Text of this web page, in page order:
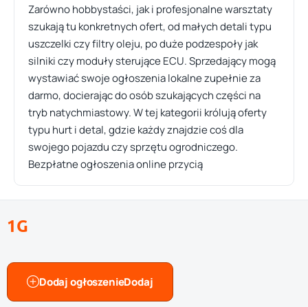
Zarówno hobbystaści, jak i profesjonalne warsztaty
szukają tu konkretnych ofert, od małych detali typu
uszczelki czy filtry oleju, po duże podzespoły jak
silniki czy moduły sterujące ECU. Sprzedający mogą
wystawiać swoje ogłoszenia lokalne zupełnie za
darmo, docierając do osób szukających części na
tryb natychmiastowy. W tej kategorii królują oferty
typu hurt i detal, gdzie każdy znajdzie coś dla
swojego pojazdu czy sprzętu ogrodniczego.
Bezpłatne ogłoszenia online przycią
1G
Dodaj ogłoszenie